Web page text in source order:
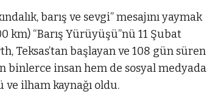
barış ve sevgi” mesajını yaymak
km) “Barış Yürüyüşü”nü 11 Şubat
Teksas’tan başlayan ve 108 gün süren
binlerce insan hem de sosyal medyada
ilham kaynağı oldu.